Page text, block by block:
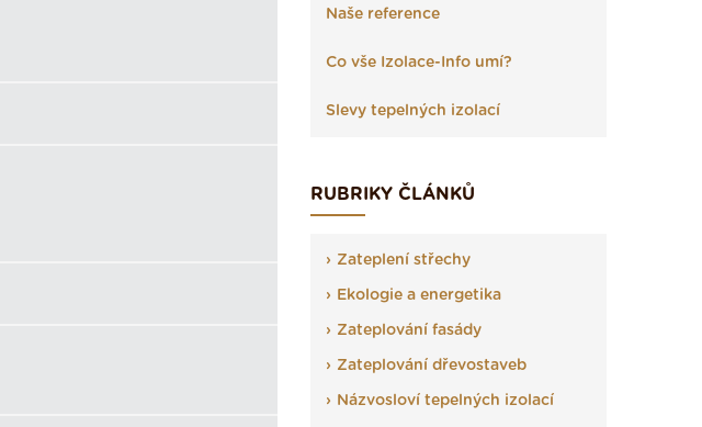
Naše reference
Co vše Izolace-Info umí?
Slevy tepelných izolací
RUBRIKY ČLÁNKŮ
Zateplení střechy
Ekologie a energetika
Zateplování fasády
Zateplování dřevostaveb
Názvosloví tepelných izolací